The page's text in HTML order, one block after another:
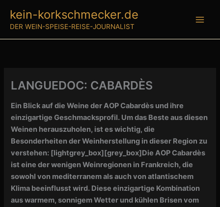
Inhalt
springen
kein-korkschmecker.de
DER WEIN-SPEISE-REISE-JOURNALIST
LANGUEDOC: CABARDÈS
Ein Blick auf die Weine der AOP Cabardès und ihre
einzigartige Geschmacksprofil. Um das Beste aus diesen
Weinen herauszuholen, ist es wichtig, die
Besonderheiten der Weinherstellung in dieser Region zu
verstehen: [lightgrey_box][grey_box]Die AOP Cabardès
ist eine der wenigen Weinregionen in Frankreich, die
sowohl von mediterranem als auch von atlantischem
Klima beeinflusst wird. Diese einzigartige Kombination
aus warmem, sonnigem Wetter und kühlen Brisen vom